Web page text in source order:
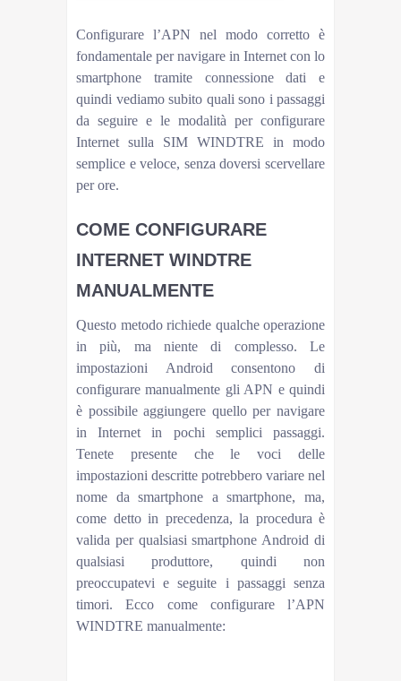
Configurare l’APN nel modo corretto è
fondamentale per navigare in Internet con lo
smartphone tramite connessione dati e
quindi vediamo subito quali sono i passaggi
da seguire e le modalità per configurare
Internet sulla SIM WINDTRE in modo
semplice e veloce, senza doversi scervellare
per ore.
COME CONFIGURARE
INTERNET WINDTRE
MANUALMENTE
Questo metodo richiede qualche operazione
in più, ma niente di complesso. Le
impostazioni Android consentono di
configurare manualmente gli APN e quindi
è possibile aggiungere quello per navigare
in Internet in pochi semplici passaggi.
Tenete presente che le voci delle
impostazioni descritte potrebbero variare nel
nome da smartphone a smartphone, ma,
come detto in precedenza, la procedura è
valida per qualsiasi smartphone Android di
qualsiasi produttore, quindi non
preoccupatevi e seguite i passaggi senza
timori. Ecco come configurare l’APN
WINDTRE manualmente: